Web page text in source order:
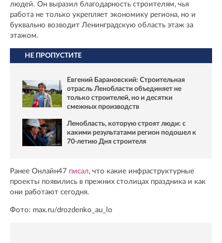
людей. Он выразил благодарность строителям, чья
работа не только укрепляет экономику региона, но и
буквально возводит Ленинградскую область этаж за
этажом.
НЕ ПРОПУСТИТЕ
Евгений Барановский: Строительная
отрасль Ленобласти объединяет не
только строителей, но и десятки
смежных производств
Ленобласть, которую строят люди: с
какими результатами регион подошел к
70-летию Дня строителя
Ранее Онлайн47 писал, что какие инфраструктурные
проекты появились в прежних столицах праздника и как
они работают сегодня.
Фото: max.ru/drozdenko_au_lo